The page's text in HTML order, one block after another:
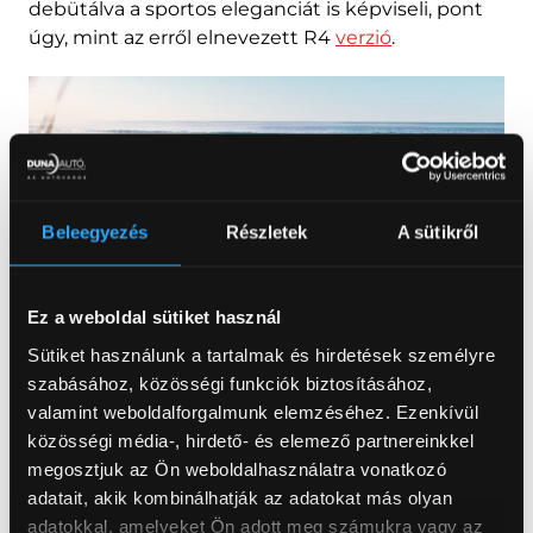
Beleegyezés Részletek A sütikről
Ez a weboldal sütiket használ
Sütiket használunk a tartalmak és hirdetések személyre
szabásához, közösségi funkciók biztosításához,
valamint weboldalforgalmunk elemzéséhez. Ezenkívül
közösségi média-, hirdető- és elemező partnereinkkel
megosztjuk az Ön weboldalhasználatra vonatkozó
adatait, akik kombinálhatják az adatokat más olyan
adatokkal, amelyeket Ön adott meg számukra vagy az
debütálva a sportos eleganciát is képviseli, pont
úgy, mint az erről elnevezett R4 verzió.
Bár egyelőre tanulmányról van szó, a JP4x4
remekül szemlélteti, hogy az érkező új Renault 4
platformja mennyi izgalmas és sokoldalú
lehetőséget tartogat a jövő közlekedése
számára. Ezzel az új tanulmányautóval a Renault
játékos formában értelmezi újra a Renault 4 Plein